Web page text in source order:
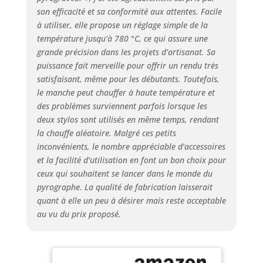
tension sûr - Le
pyrograveur 45–
220V avec corps
ABS solide pour
sécurité et
durabilité dispose
d’un régulateur de
tension sûr avec
réglage progressif,
assurant chauffe
uniforme des
pointes et
utilisation
prolongée ✅️Stylo
pyrogravure
ergonomique - Le
stylo à brûleur à
contrôle précis et
son efficacité et sa conformité aux attentes. Facile
à utiliser, elle propose un réglage simple de la
température jusqu’à 780 °C, ce qui assure une
grande précision dans les projets d’artisanat. Sa
puissance fait merveille pour offrir un rendu très
satisfaisant, même pour les débutants. Toutefois,
le manche peut chauffer à haute température et
des problèmes surviennent parfois lorsque les
deux stylos sont utilisés en même temps, rendant
la chauffe aléatoire. Malgré ces petits
inconvénients, le nombre appréciable d’accessoires
et la facilité d’utilisation en font un bon choix pour
ceux qui souhaitent se lancer dans le monde du
pyrographe. La qualité de fabrication laisserait
quant à elle un peu à désirer mais reste acceptable
au vu du prix proposé.